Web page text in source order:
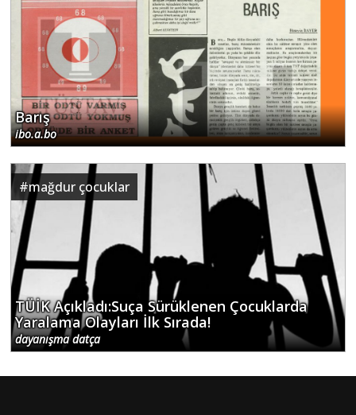
Barış
ibo.a.bo
#mağdur çocuklar
TÜİK Açıkladı:Suça Sürüklenen Çocuklarda
Yaralama Olayları İlk Sırada!
dayanışma datça